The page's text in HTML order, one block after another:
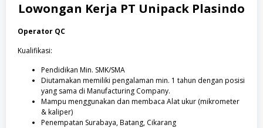
Lowongan Kerja PT Unipack Plasindo
Operator QC
Kualifikasi:
Pendidikan Min. SMK/SMA
Diutamakan memiliki pengalaman min. 1 tahun dengan posisi
yang sama di Manufacturing Company.
Mampu menggunakan dan membaca Alat ukur (mikrometer
& kaliper)
Penempatan Surabaya, Batang, Cikarang